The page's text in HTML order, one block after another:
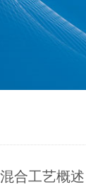
合工艺概述